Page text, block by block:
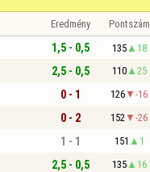
Eredmény Pontszám
1,5 - 0,5 135 18
2,5 - 0,5 110 25
0 - 1 126 -16
0 - 2 152 -26
1 - 1 151 1
2,5 - 0,5 135 16